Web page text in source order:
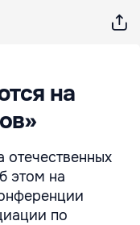
на
этом на
по